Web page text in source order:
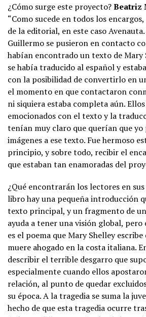
¿Cómo surge este proyecto?Beatriz
“Como sucede en todos los
de la editorial, en este caso
Guillermo se pusieron en contacto
habían encontrado un texto de Mary
se había traducido al español y
con la posibilidad de convertirlo en
el momento en que contactaron
ni siquiera estaba completa aún.
emocionados con el texto y la
tenían muy claro que querían que yo
imágenes a ese texto. Fue hermoso
principio, y sobre todo, recibir el
que estaban tan enamoradas del
¿Qué encontrarán los lectores en sus
libro hay una pequeña introducción
texto principal, y un fragmento de
ayuda a tener una visión global,
es el poema que Mary Shelley
muere ahogado en la costa italiana.
describir el terrible desgarro que
especialmente cuando ellos
relación, al punto de quedar
su época. A la tragedia se suma la
hecho de que esta tragedia ocurre